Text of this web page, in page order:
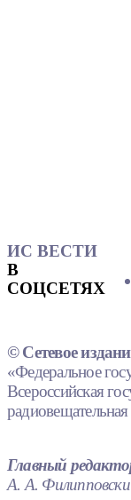
ИС ВЕСТИ
В
СОЦСЕТЯХ
© Сетевое
«Федеральное
Всероссийская
Главный
А. А.